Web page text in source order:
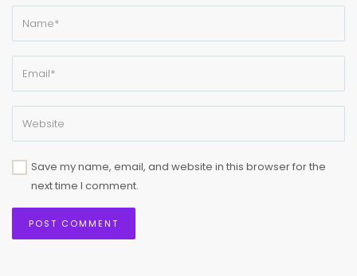
Save my name, email, and website in this browser for the
next time I comment.